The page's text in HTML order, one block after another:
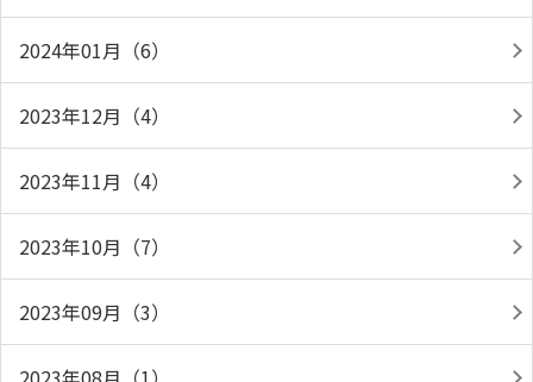
2024年01月（6）
2023年12月（4）
2023年11月（4）
2023年10月（7）
2023年09月（3）